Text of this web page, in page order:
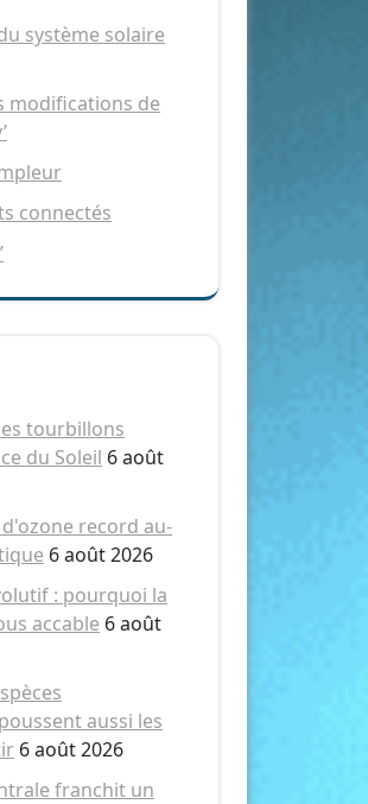
système solaire
modifications de
connectés
tourbillons
du Soleil 6 août
record au-
6 août 2026
: pourquoi la
accable 6 août
aussi les
6 août 2026
franchit un